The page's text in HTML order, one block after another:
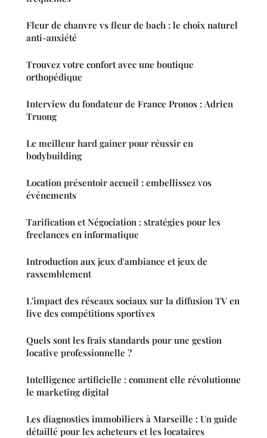
Fleur de chanvre vs fleur de bach : le choix naturel
anti-anxiété
Trouvez votre confort avec une boutique
orthopédique
Interview du fondateur de France Pronos : Adrien
Truong
Le meilleur hard gainer pour réussir en
bodybuilding
Location présentoir accueil : embellissez vos
événements
Tarification et Négociation : stratégies pour les
freelances en informatique
Introduction aux jeux d'ambiance et jeux de
rassemblement
L'impact des réseaux sociaux sur la diffusion TV en
live des compétitions sportives
Quels sont les frais standards pour une gestion
locative professionnelle ?
Intelligence artificielle : comment elle révolutionne
le marketing digital
Les diagnostics immobiliers à Marseille : Un guide
détaillé pour les acheteurs et les locataires